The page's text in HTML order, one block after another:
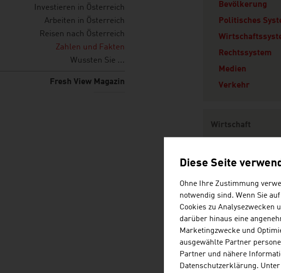
Investieren in Österreich
Arbeiten in Österreich
Reisen nach Österreich
Zahlen und Fakten
Wussten Sie ...
Fresh View Magazin
Bevölkerung
Politisches
Rechtssystem
Medien
Verkehr
Wirtschaft
Volkswirtschaft
Wichtige
Wirtschaft seit
Internationale
Diese Seite
Ohne Ihre Zustimmung
notwendig sind. Wenn Sie
Cookies zu Analysezwecken
darüber hinaus eine
Marketingzwecke und
ausgewählte Partner
Partner und nähere
Datenschutzerklärung.